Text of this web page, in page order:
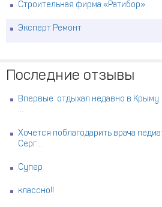
Строительная фирма «Ратибор»
Эксперт Ремонт
Последние отзывы
Впервые отдыхал недавно в Крыму.
...
Хочется поблагодарить врача
Серг ...
Супер
классно!!